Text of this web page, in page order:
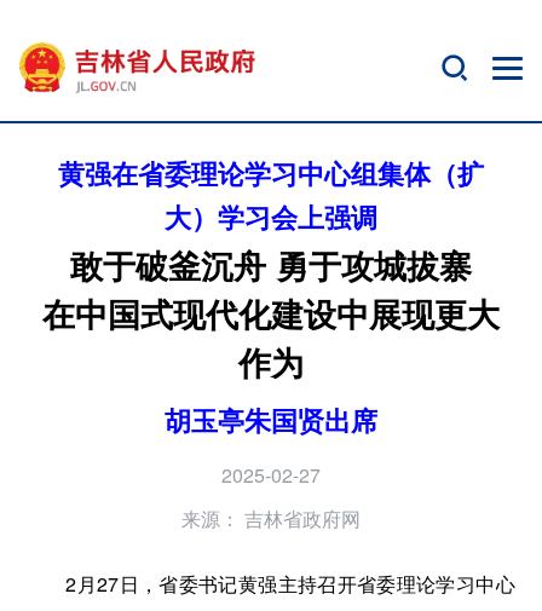
黄强在省委理论学习中心组集体（扩
大）学习会上强调
敢于破釜沉舟 勇于攻城拔寨
在中国式现代化建设中展现更大
作为
胡玉亭朱国贤出席
2025-02-27
来源： 吉林省政府网
2月27日，省委书记黄强主持召开省委理论学习中心